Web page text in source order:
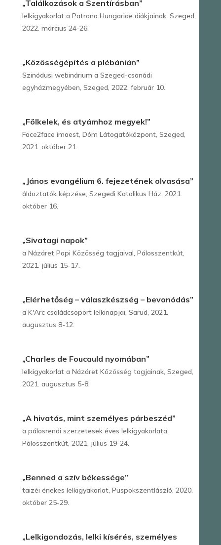
„Találkozások a Szentírásban”
lelkigyakorlat a Patrona Hungariae diákjainak, Szeged,
2022. március 24-26.
„Közösségépítés a plébánián”
Szinódusi webinárium a Szeged-csanádi
egyházmegyében, Szeged, 2022. február 10.
„Fölkelek, és atyámhoz megyek!”
Face2face imaest, Dóm Látogatóközpont, Szeged,
2021. október 21.
„János evangélium 6. fejezetének olvasása”
áldoztatók képzése, Szegedi Katolikus Ház, 2021.
október 16.
„Sivatagi napok”
a Názáret Papi Közösség tagjaival, Pálosszentkút,
2021. július 15-17.
„Elérhetőség – válaszkészség – bevonódás”
a K'Arc családcsoport lelkinapjai, Sarud, 2021.
augusztus 8-12.
„Charles de Foucauld nyomában”
lelkigyakorlat a Názáret Közösség tagjainak, Szeged,
2021. augusztus 5-8.
„A hivatás, mint személyes párbeszéd”
a pálosrendi szerzetesek éves lelkigyakorlata,
Pálosszentkút, 2021. július 19-24.
„Benned a szív békessége”
taizéi énekes lelkigyakorlat, Püspökszentlászló, 2020.
október 25-29.
„Lelkigondozás, lelki kísérés, személyes